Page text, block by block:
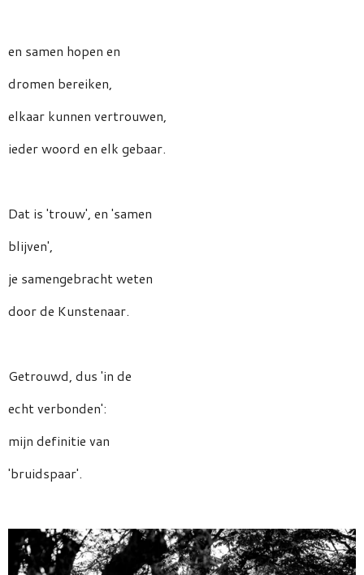
en samen hopen en
dromen bereiken,
elkaar kunnen vertrouwen,
ieder woord en elk gebaar.
Dat is 'trouw', en 'samen
blijven',
je samengebracht weten
door de Kunstenaar.
Getrouwd, dus 'in de
echt verbonden':
mijn definitie van
'bruidspaar'.